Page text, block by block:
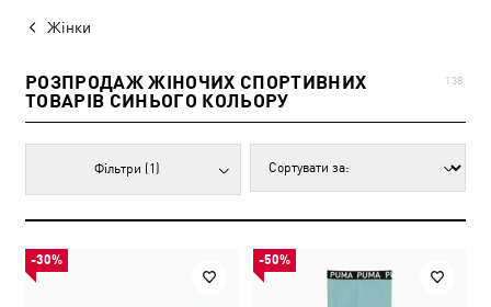
Жінки
РОЗПРОДАЖ ЖІНОЧИХ СПОРТИВНИХ
ТОВАРІВ СИНЬОГО КОЛЬОРУ
138
Фільтри (1)
-30% -50%